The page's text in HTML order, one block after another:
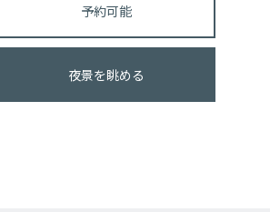
予約可能
夜景を眺める